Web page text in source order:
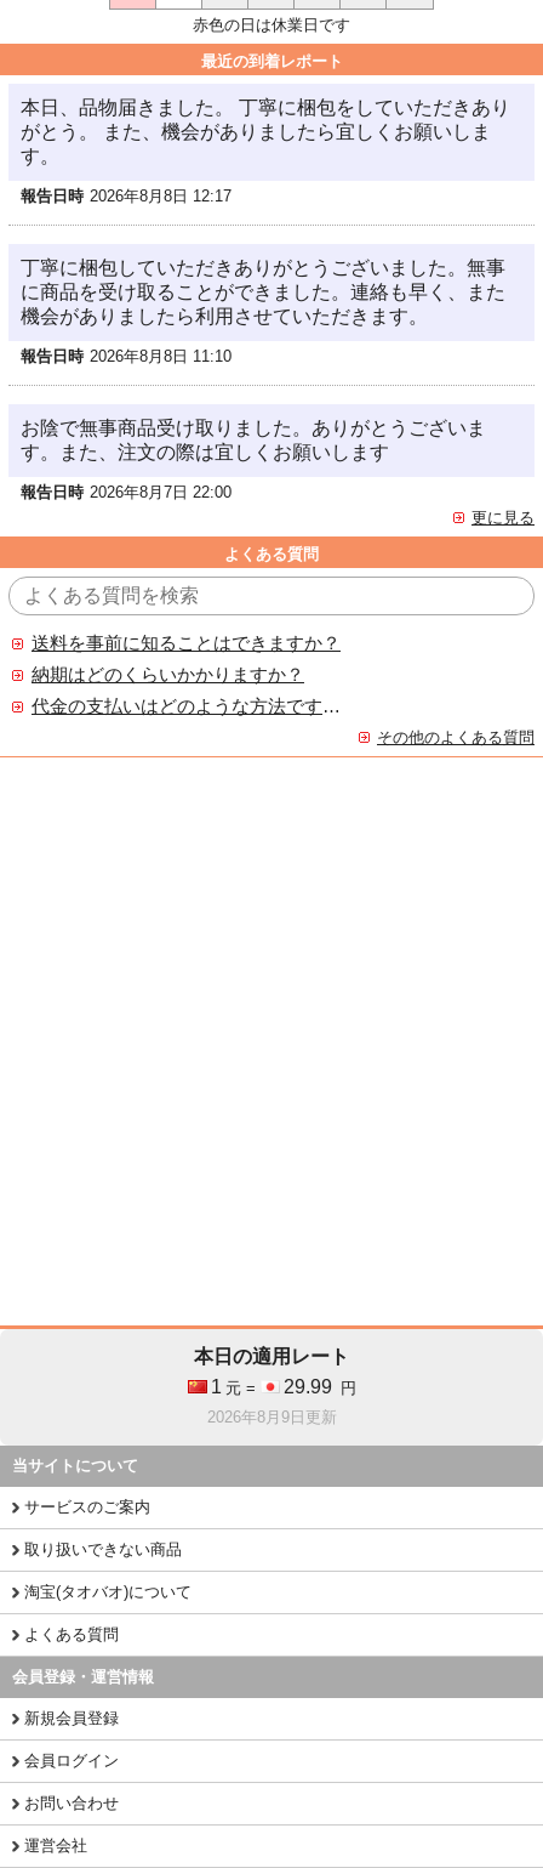
赤色の日は休業日です
最近の到着レポート
本日、品物届きました。 丁寧に梱包をしていただきあり
がとう。 また、機会がありましたら宜しくお願いしま
す。
報告日時 2026年8月8日 12:17
丁寧に梱包していただきありがとうございました。無事
に商品を受け取ることができました。連絡も早く、また
機会がありましたら利用させていただきます。
報告日時 2026年8月8日 11:10
お陰で無事商品受け取りました。ありがとうございま
す。また、注文の際は宜しくお願いします
報告日時 2026年8月7日 22:00
更に見る
よくある質問
送料を事前に知ることはできますか？
納期はどのくらいかかりますか？
代金の支払いはどのような方法ですか？
その他のよくある質問
本日の適用レート
1 元 = 29.99
円
2026年8月9日更新
当サイトについて
サービスのご案内
取り扱いできない商品
淘宝(タオバオ)について
よくある質問
会員登録・運営情報
新規会員登録
会員ログイン
お問い合わせ
運営会社